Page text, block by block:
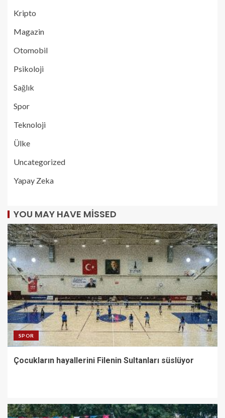
Kripto
Magazin
Otomobil
Psikoloji
Sağlık
Spor
Teknoloji
Ülke
Uncategorized
Yapay Zeka
YOU MAY HAVE MISSED
SPOR
Çocukların hayallerini Filenin Sultanları süslüyor